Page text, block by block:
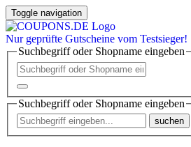
Toggle navigation
Nur geprüfte Gutscheine vom Testsieger!
Suchbegriff oder Shopname eingeben
Suchbegriff oder Shopname eingeben
suchen